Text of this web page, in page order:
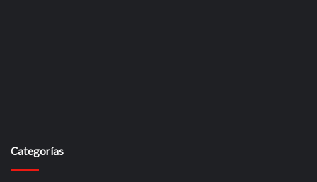
Categorías